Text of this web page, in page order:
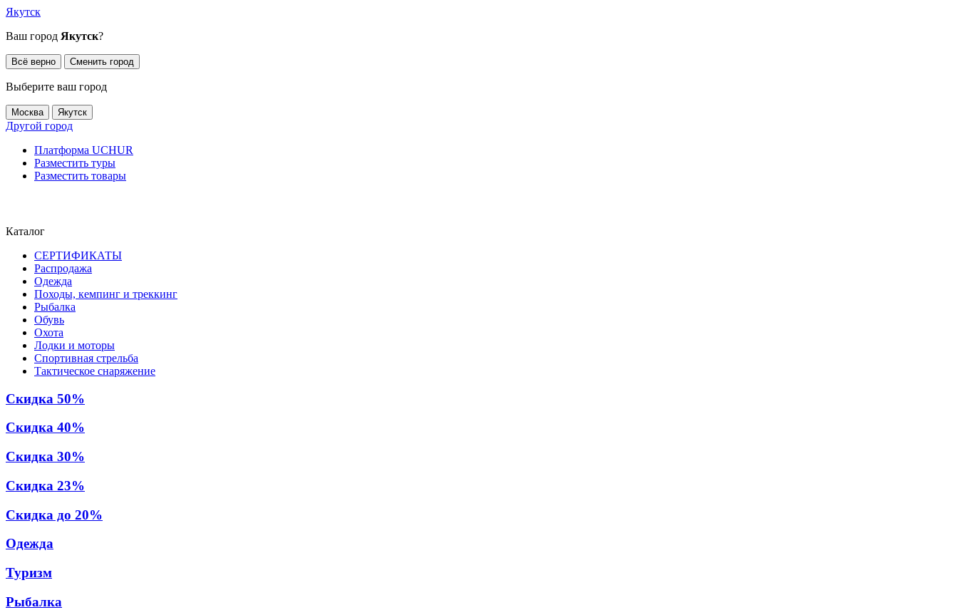
Якутск
Ваш город Якутск?
Всё верно Сменить город
Выберите ваш город
Москва Якутск
Другой город
Платформа UCHUR
Разместить туры
Разместить товары
Каталог
СЕРТИФИКАТЫ
Распродажа
Одежда
Походы, кемпинг и треккинг
Рыбалка
Обувь
Охота
Лодки и моторы
Спортивная стрельба
Тактическое снаряжение
Скидка 50%
Скидка 40%
Скидка 30%
Скидка 23%
Скидка до 20%
Одежда
Туризм
Рыбалка